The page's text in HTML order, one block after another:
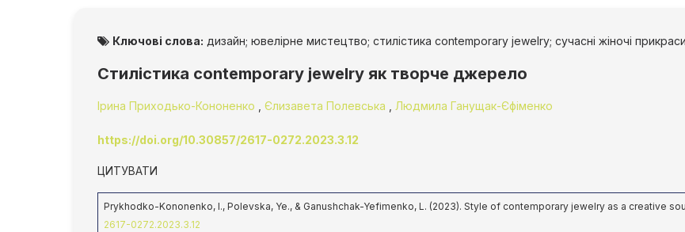
Ключові слова: дизайн; ювелірне мистецтво; стилістика contemporary jewelry; сучасні жіночі
Стилістика сontemporary jewelry як творче джерело
Ірина Приходько-Кононенко Єлизавета Полевська Людмила Ганущак-Єфіменко
https://doi.org/10.30857/2617-0272.2023.3.12
ЦИТУВАТИ
Prykhodko-Kononenko, I., Polevska, Ye., & Ganushchak-Yefimenko, L. (2023). Style of contemporary jewelry as a creative
2617-0272.2023.3.12